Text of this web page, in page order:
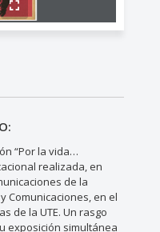
“Por la vida…
realizada, en
de la
Comunicaciones, en el
de la UTE. Un rasgo
exposición simultánea